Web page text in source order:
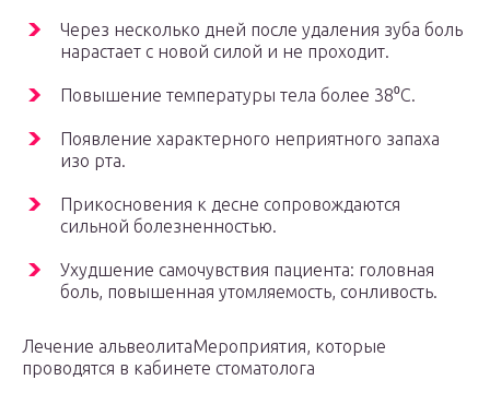
Через несколько дней после удаления зуба боль
нарастает с новой силой и не проходит.
Повышение температуры тела более 38⁰C.
Появление характерного неприятного запаха
изо рта.
Прикосновения к десне сопровождаются
сильной болезненностью.
Ухудшение самочувствия пациента: головная
боль, повышенная утомляемость, сонливость.
Лечение альвеолитаМероприятия, которые
проводятся в кабинете стоматолога